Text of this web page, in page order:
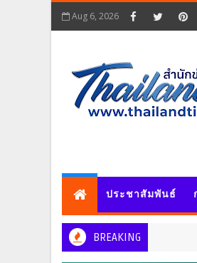
Aug 6, 2026
ประชาสัมพันธ์
BREAKING